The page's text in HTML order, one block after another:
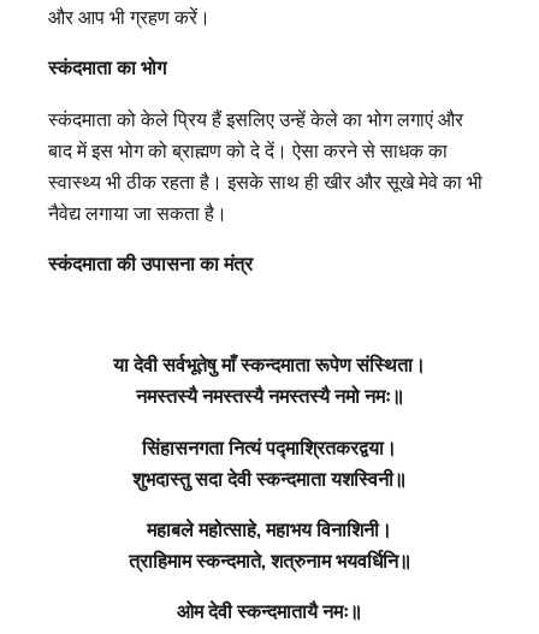
और आप भी ग्रहण करें।
स्‍कंदमाता का भोग
स्कंदमाता को केले प्रिय हैं इसलिए उन्हें केले का भोग लगाएं और
बाद में इस भोग को ब्राह्मण को दे दें। ऐसा करने से साधक का
स्वास्थ्य भी ठीक रहता है। इसके साथ ही खीर और सूखे मेवे का भी
नैवेद्य लगाया जा सकता है।
स्‍कंदमाता की उपासना का मंत्र
या देवी सर्वभू‍तेषु माँ स्कन्दमाता रूपेण संस्थिता।
नमस्तस्यै नमस्तस्यै नमस्तस्यै नमो नमः॥
सिंहासनगता नित्यं पद्माश्रितकरद्वया।
शुभदास्तु सदा देवी स्कन्दमाता यशस्विनी॥
महाबले महोत्साहे, महाभय विनाशिनी।
त्राहिमाम स्कन्दमाते, शत्रुनाम भयवर्धिनि॥
ओम देवी स्कन्दमातायै नमः॥